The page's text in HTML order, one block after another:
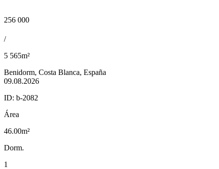
256 000
/
5 565m²
Benidorm, Costa Blanca, España
09.08.2026
ID: b-2082
Área
46.00m²
Dorm.
1